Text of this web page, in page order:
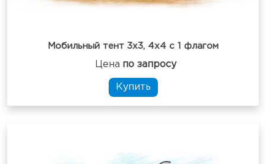
Мобильный тент 3х3, 4х4 с 1 флагом
Цена по запросу
Купить